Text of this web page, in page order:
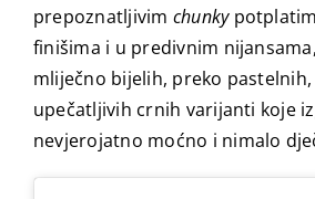
prepoznatljivim chunky
finišima i u predivnim
mliječno bijelih, preko pastelnih,
upečatljivih crnih varijanti koje
nevjerojatno moćno i nimalo